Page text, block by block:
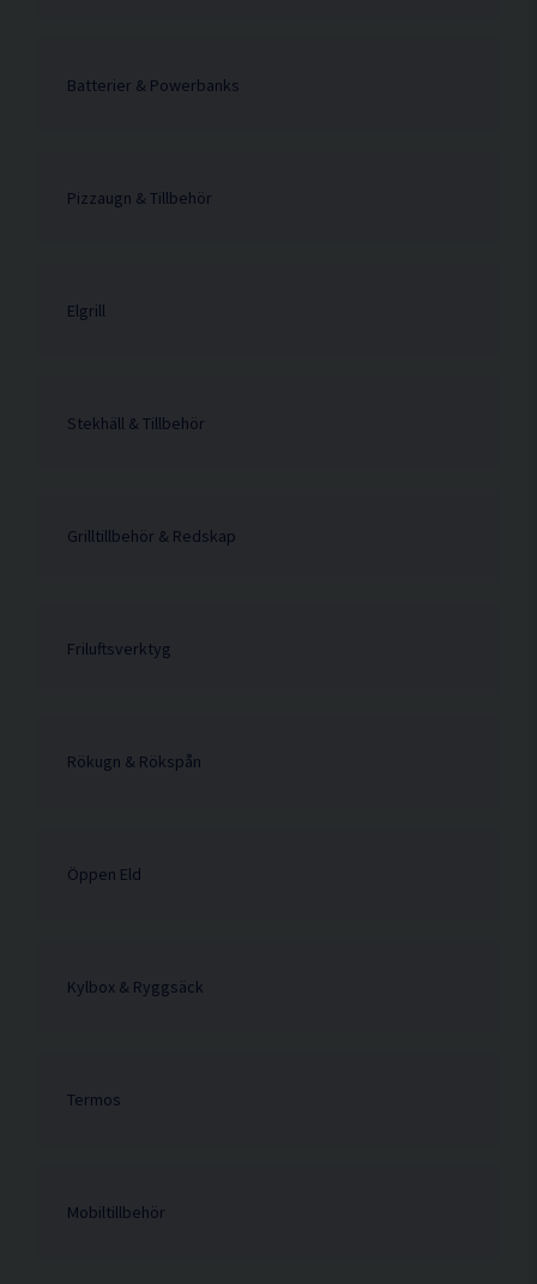
Batterier & Powerbanks
Pizzaugn & Tillbehör
Elgrill
Stekhäll & Tillbehör
Grilltillbehör & Redskap
Friluftsverktyg
Rökugn & Rökspån
Öppen Eld
Kylbox & Ryggsäck
Termos
Mobiltillbehör